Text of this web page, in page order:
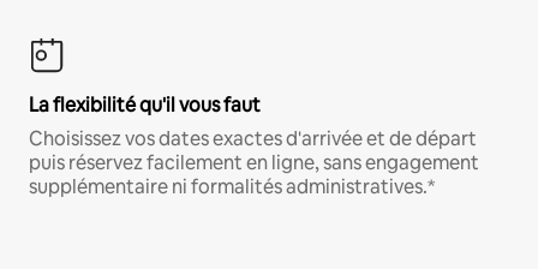
La flexibilité qu'il vous faut
Choisissez vos dates exactes d'arrivée et de départ
puis réservez facilement en ligne, sans engagement
supplémentaire ni formalités administratives.*